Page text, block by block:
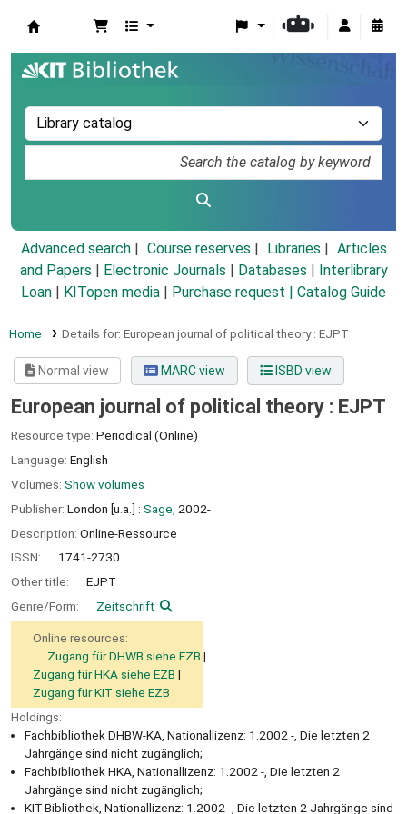
Advanced search Course reserves Libraries
Articles
and Papers
Electronic Journals Databases
Interlibrary
Loan
KITopen media Purchase request | Catalog Guide
Home Details for: European journal of political theory : EJPT
Normal view MARC view ISBD view
European journal of political theory : EJPT
Resource type: Periodical (Online)
Language: English
Volumes: Show volumes
Publisher: London [u.a.] : Sage, 2002-
Description: Online-Ressource
ISSN:
1741-2730
Other title:
EJPT
Genre/Form:
Zeitschrift
Online resources:
Zugang für DHWB siehe EZB
Zugang für HKA siehe EZB
Zugang für KIT siehe EZB
Holdings:
Fachbibliothek DHBW-KA, Nationallizenz: 1.2002 -, Die letzten 2
Jahrgänge sind nicht zugänglich;
Fachbibliothek HKA, Nationallizenz: 1.2002 -, Die letzten 2
Jahrgänge sind nicht zugänglich;
KIT-Bibliothek, Nationallizenz: 1.2002 -, Die letzten 2 Jahrgänge sind